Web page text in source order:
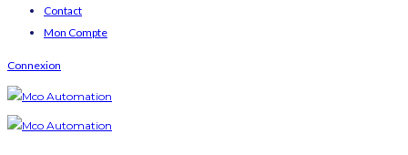
Contact
Mon Compte
Connexion